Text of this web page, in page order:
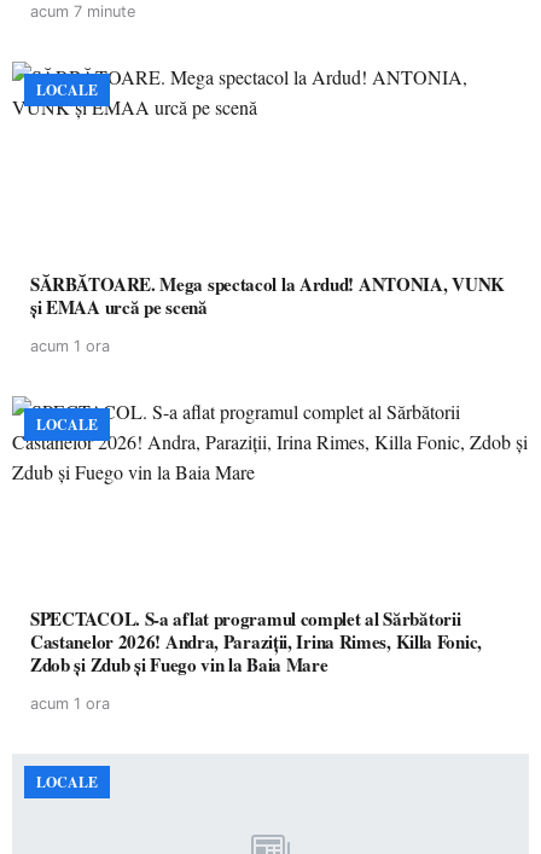
acum 7 minute
LOCALE
SĂRBĂTOARE. Mega spectacol la Ardud! ANTONIA, VUNK
și EMAA urcă pe scenă
acum 1 ora
LOCALE
SPECTACOL. S-a aflat programul complet al Sărbătorii
Castanelor 2026! Andra, Paraziții, Irina Rimes, Killa Fonic,
Zdob și Zdub și Fuego vin la Baia Mare
acum 1 ora
LOCALE